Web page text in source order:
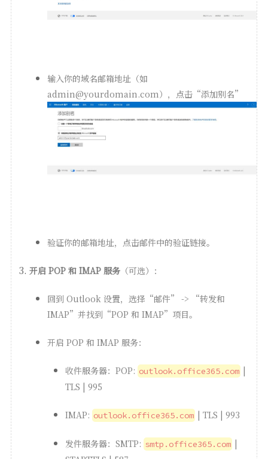
输入你的域名邮箱地址（如
admin@yourdomain.com），点击“添加别名”
验证你的邮箱地址，点击邮件中的验证链接。
开启 POP 和 IMAP 服务（可选）：
回到 Outlook 设置，选择“邮件” -> “转发和
IMAP”并找到“POP 和 IMAP”项目。
开启 POP 和 IMAP 服务：
收件服务器：POP: outlook.office365.com|
TLS | 995
IMAP: outlook.office365.com| TLS | 993
发件服务器：SMTP: smtp.office365.com|